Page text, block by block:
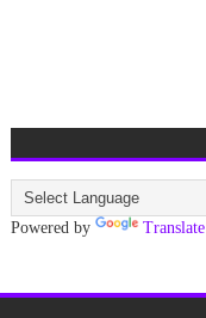
Powered by Translate